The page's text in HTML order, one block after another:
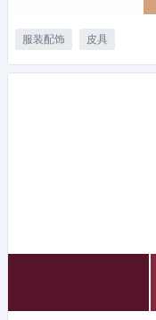
服装配饰 皮具